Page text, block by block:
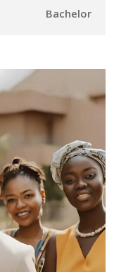
Bachelor